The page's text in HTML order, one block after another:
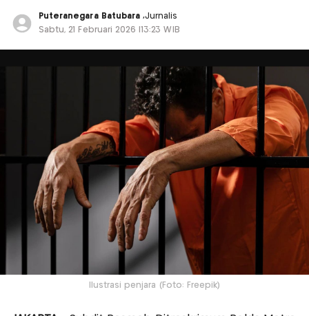
Puteranegara Batubara,Jurnalis
Sabtu, 21 Februari 2026 |13:23 WIB
Ilustrasi penjara (Foto: Freepik)